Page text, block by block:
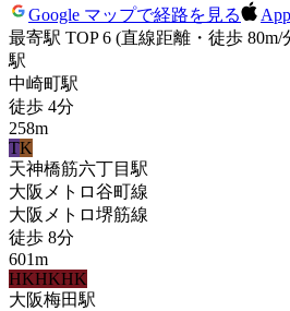
Google マップで経路を見る
最寄駅 TOP 6 (直線距離・徒歩 80m/
駅
中崎町駅
徒歩 4分
258m
TK
天神橋筋六丁目駅
大阪メトロ谷町線
大阪メトロ堺筋線
徒歩 8分
601m
HKHKHK
大阪梅田駅